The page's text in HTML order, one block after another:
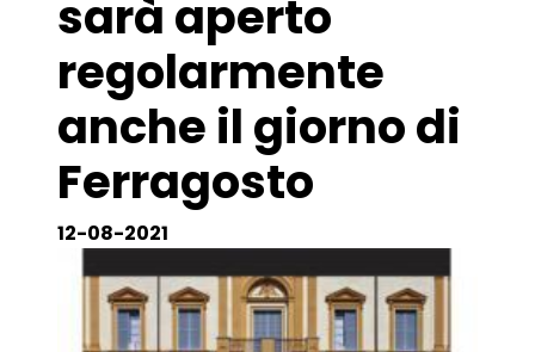
sarà aperto
regolarmente
anche il giorno di
Ferragosto
12-08-2021